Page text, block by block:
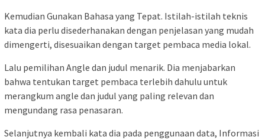
Kemudian Gunakan Bahasa yang Tepat. Istilah-istilah teknis
kata dia perlu disederhanakan dengan penjelasan yang mudah
dimengerti, disesuaikan dengan target pembaca media lokal.
Lalu pemilihan Angle dan judul menarik. Dia menjabarkan
bahwa tentukan target pembaca terlebih dahulu untuk
merangkum angle dan judul yang paling relevan dan
mengundang rasa penasaran.
Selanjutnya kembali kata dia pada penggunaan data, Informasi